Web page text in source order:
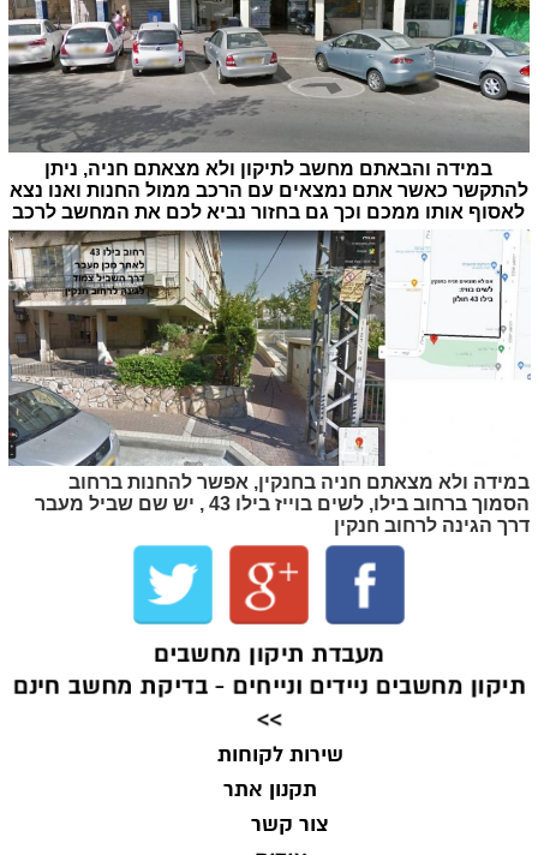
צור קשר
תקנון אתר
שירות לקוחות
מעבדת תיקון מחשבים
תיקון מחשבים ניידים ונייחים - בדיקת מחשב חינם
>>
במידה והבאתם מחשב לתיקון ולא מצאתם חניה, ניתן
להתקשר כאשר אתם נמצאים עם הרכב ממול החנות ואנו נצא
לאסוף אותו ממכם וכך גם בחזור נביא לכם את המחשב לרכב
במידה ולא מצאתם חניה בחנקין, אפשר להחנות ברחוב
הסמוך ברחוב בילו, לשים בוייז בילו 43 , יש שם שביל מעבר
דרך הגינה לרחוב חנקין